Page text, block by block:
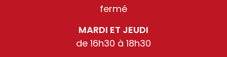
fermé
MARDI ET JEUDI
de 16h30 à 18h30